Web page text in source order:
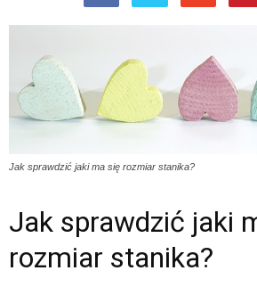
Jak sprawdzić jaki ma się rozmiar stanika?
Jak sprawdzić jaki
rozmiar stanika?